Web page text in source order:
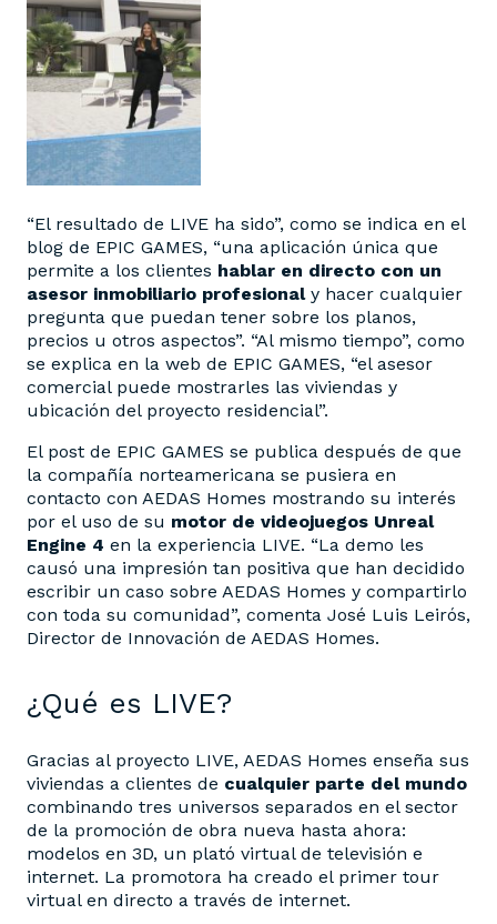
“El resultado de LIVE ha sido”, como se indica en el
blog de EPIC GAMES, “una aplicación única que
permite a los clientes hablar en directo con un
asesor inmobiliario profesionaly hacer cualquier
pregunta que puedan tener sobre los planos,
precios u otros aspectos”. “Al mismo tiempo”, como
se explica en la web de EPIC GAMES, “el asesor
comercial puede mostrarles las viviendas y
ubicación del proyecto residencial”.
El post de EPIC GAMES se publica después de que
la compañía norteamericana se pusiera en
contacto con AEDAS Homes mostrando su interés
por el uso de su motor de videojuegos Unreal
Engine 4 en la experiencia LIVE. “La demo les
causó una impresión tan positiva que han decidido
escribir un caso sobre AEDAS Homes y compartirlo
con toda su comunidad”, comenta José Luis Leirós,
Director de Innovación de AEDAS Homes.
¿Qué es LIVE?
Gracias al proyecto LIVE, AEDAS Homes enseña sus
viviendas a clientes de cualquier parte del mundo
combinando tres universos separados en el sector
de la promoción de obra nueva hasta ahora:
modelos en 3D, un plató virtual de televisión e
internet. La promotora ha creado el primer tour
virtual en directo a través de internet.